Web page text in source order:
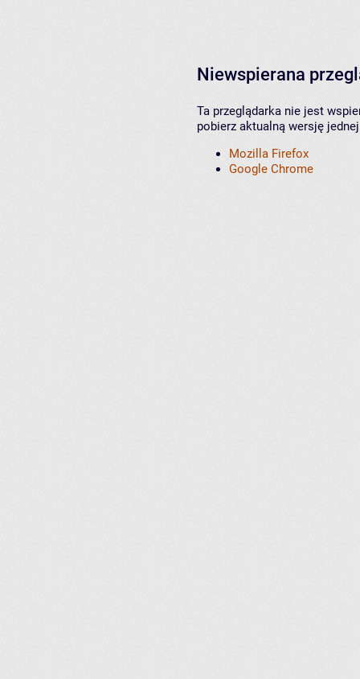
Niewspierana
Ta przeglądarka nie jest
pobierz aktualną wersję
Mozilla Firefox
Google Chrome